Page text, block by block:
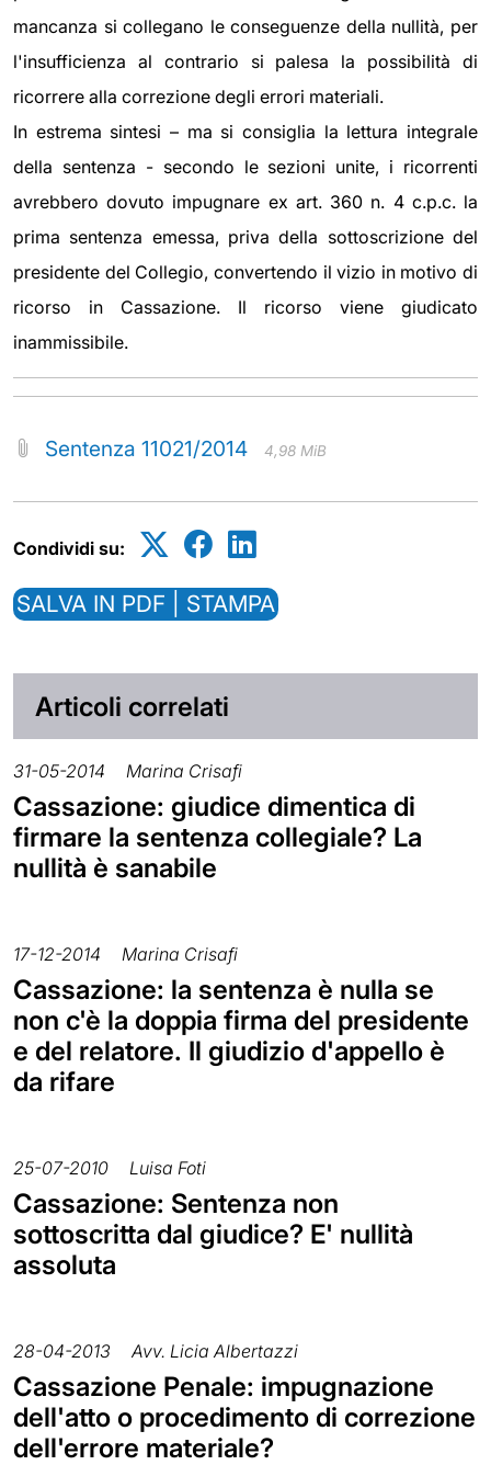
mancanza si collegano le conseguenze della nullità, per
l'insufficienza al contrario si palesa la possibilità di
ricorrere alla correzione degli errori materiali.
In estrema sintesi – ma si consiglia la lettura integrale
della sentenza - secondo le sezioni unite, i ricorrenti
avrebbero dovuto impugnare ex art. 360 n. 4 c.p.c. la
prima sentenza emessa, priva della sottoscrizione del
presidente del Collegio, convertendo il vizio in motivo di
ricorso in Cassazione. Il ricorso viene giudicato
inammissibile.
Sentenza 11021/2014 4,98 MiB
Condividi su:
SALVA IN PDF | STAMPA
Articoli correlati
31-05-2014 Marina Crisafi
Cassazione: giudice dimentica di
firmare la sentenza collegiale? La
nullità è sanabile
17-12-2014 Marina Crisafi
Cassazione: la sentenza è nulla se
non c'è la doppia firma del presidente
e del relatore. Il giudizio d'appello è
da rifare
25-07-2010 Luisa Foti
Cassazione: Sentenza non
sottoscritta dal giudice? E' nullità
assoluta
28-04-2013 Avv. Licia Albertazzi
Cassazione Penale: impugnazione
dell'atto o procedimento di correzione
dell'errore materiale?